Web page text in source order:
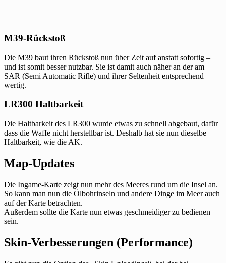
M39-Rückstoß
Die M39 baut ihren Rückstoß nun über Zeit auf anstatt sofortig –
und ist somit besser nutzbar. Sie ist damit auch näher an der am
SAR (Semi Automatic Rifle) und ihrer Seltenheit entsprechend
wertig.
LR300 Haltbarkeit
Die Haltbarkeit des LR300 wurde etwas zu schnell abgebaut, dafür
dass die Waffe nicht herstellbar ist. Deshalb hat sie nun dieselbe
Haltbarkeit, wie die AK.
Map-Updates
Die Ingame-Karte zeigt nun mehr des Meeres rund um die Insel an.
So kann man nun die Ölbohrinseln und andere Dinge im Meer auch
auf der Karte betrachten.
Außerdem sollte die Karte nun etwas geschmeidiger zu bedienen
sein.
Skin-Verbesserungen (Performance)